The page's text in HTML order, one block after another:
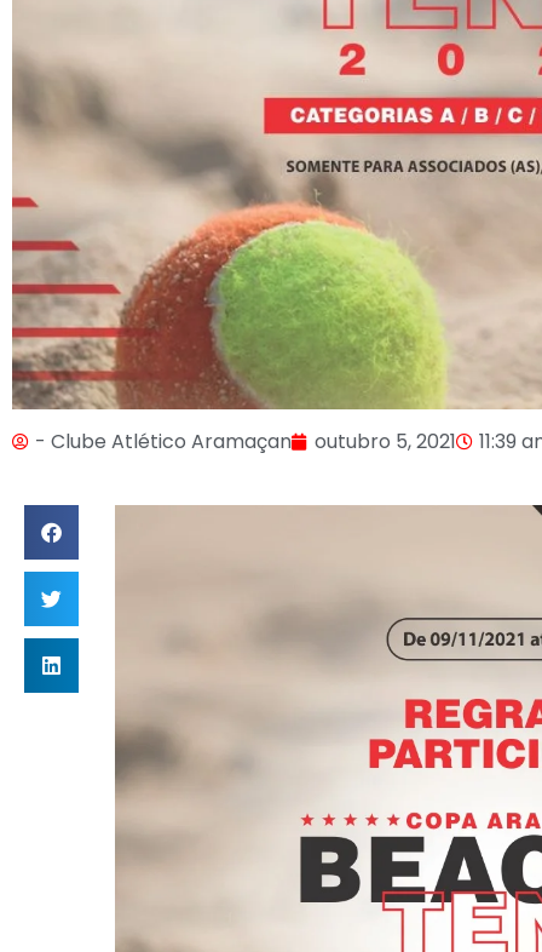
- Clube Atlético Aramaçan outubro 5, 2021 11:39